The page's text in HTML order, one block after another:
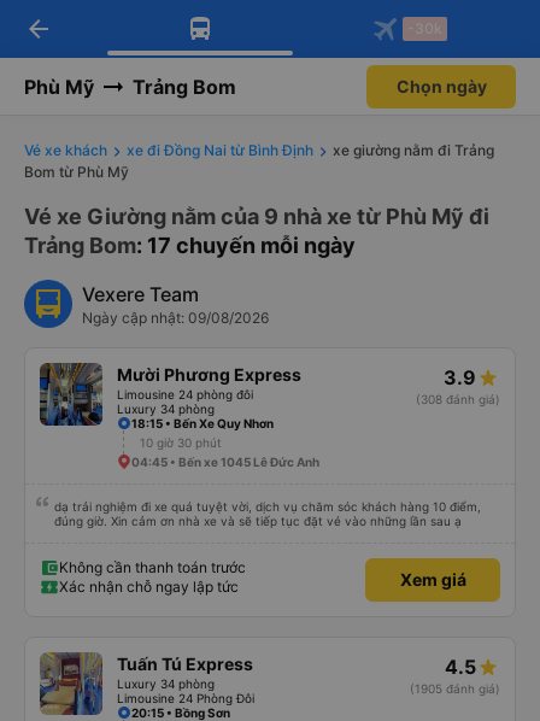
Tải app Vexere ngay!
Nhận ưu đãi thành viên độc
Mở app
Tải app Vexere
-30k/ghế khi đặt vé máy bay qua
Mở app
arrow_back -30k
Phù Mỹ Trảng Bom Chọn ngày
Vé xe khách xe đi Đồng Nai từ Bình Định
xe giường nằm đi Trảng
Bom từ Phù Mỹ
Vé xe Giường nằm của 9 nhà xe từ Phù Mỹ đi
Trảng Bom: 17 chuyến mỗi ngày
Vexere Team
Ngày cập nhật: 09/08/2026
Mười Phương Express
Limousine 24 phòng đôi
Luxury 34 phòng
3.9
(308 đánh giá)
18:15 • Bến Xe Quy Nhơn
10 giờ 30 phút
04:45 • Bến xe 1045 Lê Đức Anh
dạ trải nghiệm đi xe quá tuyệt vời, dịch vụ chăm sóc khách hàng 10 điểm,
đúng giờ. Xin cảm ơn nhà xe và sẽ tiếp tục đặt vé vào những lần sau ạ
Không cần thanh toán trước
Xác nhận chỗ ngay lập tức
Xem giá
Tuấn Tú Express
Luxury 34 phòng
Limousine 24 Phòng Đôi
4.5
(1905 đánh giá)
20:15 • Bồng Sơn